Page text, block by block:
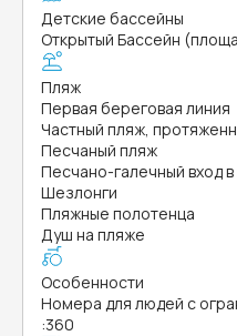
Детские бассейны
Открытый Бассейн
Пляж
Первая береговая линия
Частный пляж,
Песчаный пляж
Песчано-галечный вход в
Шезлонги
Пляжные полотенца
Душ на пляже
Особенности
Номера для людей с
:360